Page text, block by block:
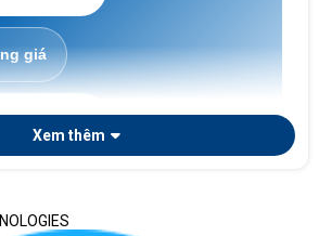
giá
nghiệp
Xem thêm